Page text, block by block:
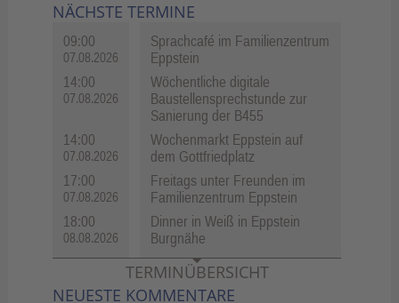
NÄCHSTE TERMINE
09:00
07.08.2026
Sprachcafé im Familienzentrum
Eppstein
14:00
07.08.2026
Wöchentliche digitale
Baustellensprechstunde zur
Sanierung der B455
14:00
07.08.2026
Wochenmarkt Eppstein auf
dem Gottfriedplatz
17:00
07.08.2026
Freitags unter Freunden im
Familienzentrum Eppstein
18:00
08.08.2026
Dinner in Weiß in Eppstein
Burgnähe
TERMINÜBERSICHT
NEUESTE KOMMENTARE